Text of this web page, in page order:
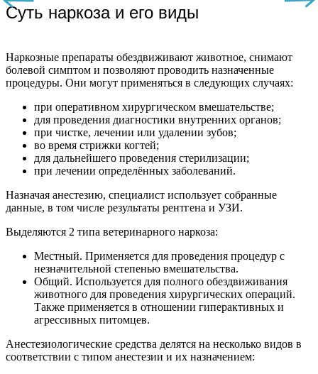
Суть наркоза и его виды
Наркозные препараты обездвиживают животное, снимают
болевой симптом и позволяют проводить назначенные
процедуры. Они могут применяться в следующих случаях:
при оперативном хирургическом вмешательстве;
для проведения диагностики внутренних органов;
при чистке, лечении или удалении зубов;
во время стрижки когтей;
для дальнейшего проведения стерилизации;
при лечении определённых заболеваний.
Назначая анестезию, специалист использует собранные
данные, в том числе результаты рентгена и УЗИ.
Выделяются 2 типа ветеринарного наркоза:
Местный. Применяется для проведения процедур с
незначительной степенью вмешательства.
Общий. Используется для полного обездвиживания
животного для проведения хирургических операций.
Также применяется в отношении гиперактивных и
агрессивных питомцев.
Анестезиологические средства делятся на несколько видов в
соответствии с типом анестезии и их назначением: